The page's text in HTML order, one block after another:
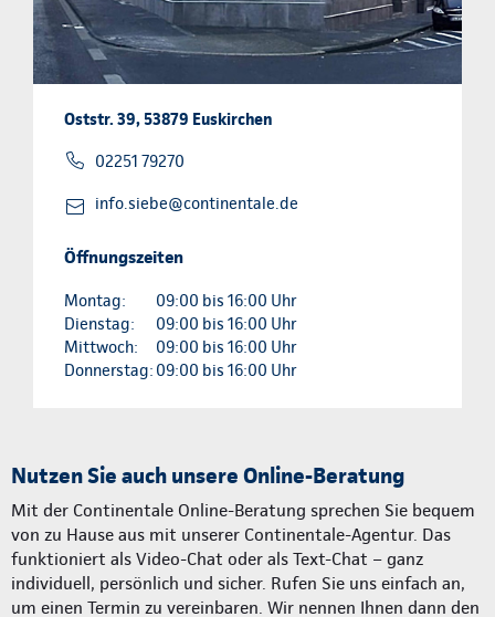
Oststr. 39, 53879 Euskirchen
02251 79270
info.siebe@continentale.de
Öffnungszeiten
Montag:
09:00 bis 16:00 Uhr
Dienstag:
09:00 bis 16:00 Uhr
Mittwoch:
09:00 bis 16:00 Uhr
Donnerstag: 09:00 bis 16:00 Uhr
Nutzen Sie auch unsere Online-Beratung
Mit der Continentale Online-Beratung sprechen Sie bequem
von zu Hause aus mit unserer Continentale-Agentur. Das
funktioniert als Video-Chat oder als Text-Chat – ganz
individuell, persönlich und sicher. Rufen Sie uns einfach an,
um einen Termin zu vereinbaren. Wir nennen Ihnen dann den